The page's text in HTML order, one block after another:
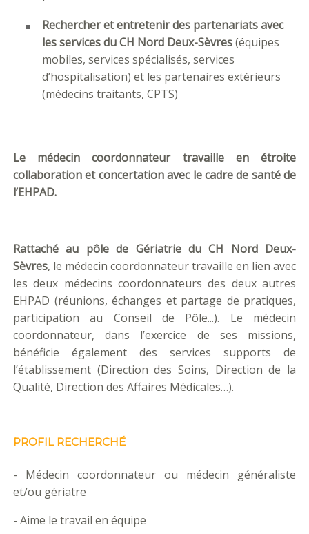
Rechercher et entretenir des partenariats avec
les services du CH Nord Deux-Sèvres(équipes
mobiles, services spécialisés, services
d’hospitalisation) et les partenaires extérieurs
(médecins traitants, CPTS)
Le médecin coordonnateur travaille en étroite
collaboration et concertation avec le cadre de santé de
l’EHPAD.
Rattaché au pôle de Gériatrie du CH Nord Deux-
Sèvres, le médecin coordonnateur travaille en lien avec
les deux médecins coordonnateurs des deux autres
EHPAD (réunions, échanges et partage de pratiques,
participation au Conseil de Pôle...). Le médecin
coordonnateur, dans l’exercice de ses missions,
bénéficie également des services supports de
l’établissement (Direction des Soins, Direction de la
Qualité, Direction des Affaires Médicales…).
PROFIL RECHERCHÉ
- Médecin coordonnateur ou médecin généraliste
et/ou gériatre
- Aime le travail en équipe